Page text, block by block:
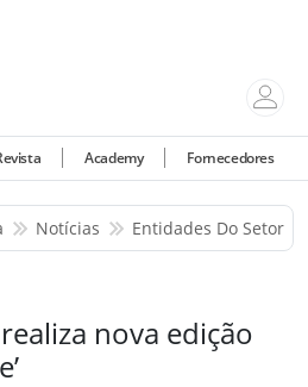
Academy Fornecedores
Notícias Entidades Do Setor
nova edição